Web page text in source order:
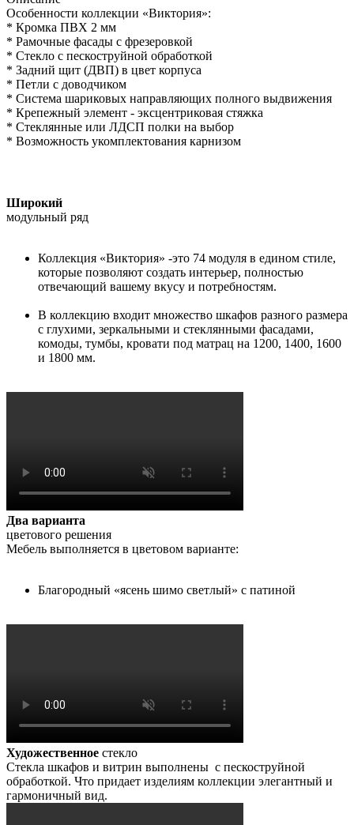
Особенности коллекции «Виктория»:
* Кромка ПВХ 2 мм
* Рамочные фасады с фрезеровкой
* Стекло с пескоструйной обработкой
* Задний щит (ДВП) в цвет корпуса
* Петли с доводчиком
* Система шариковых направляющих полного выдвижения
* Крепежный элемент - эксцентриковая стяжка
* Стеклянные или ЛДСП полки на выбор
* Возможность укомплектования карнизом
Широкий
модульный ряд
Коллекция «Виктория» -это 74 модуля в едином стиле,
которые позволяют создать интерьер, полностью
отвечающий вашему вкусу и потребностям.
В коллекцию входит множество шкафов разного размера
с глухими, зеркальными и стеклянными фасадами,
комоды, тумбы, кровати под матрац на 1200, 1400, 1600
и 1800 мм.
Два варианта
цветового решения
Мебель выполняется в цветовом варианте:
Благородный «ясень шимо светлый» с патиной
Художественное стекло
Стекла шкафов и витрин выполнены с пескоструйной
обработкой. Что придает изделиям коллекции элегантный и
гармоничный вид.